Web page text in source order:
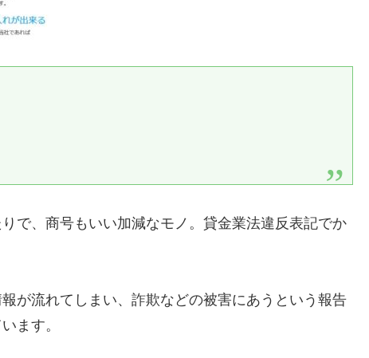
で、商号もいい加減なモノ。貸金業法違反表記でか
が流れてしまい、詐欺などの被害にあうという報告
ます。